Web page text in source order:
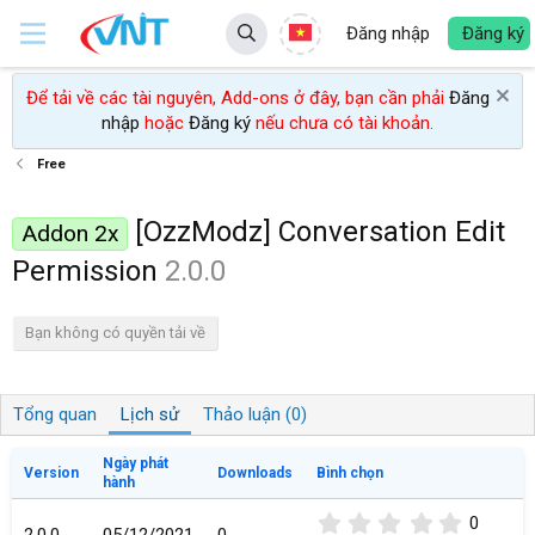
Đăng nhập Đăng ký
Để tải về các tài nguyên, Add-ons ở đây, bạn cần phải Đăng
nhập hoặc Đăng ký nếu chưa có tài khoản.
Free
Addon 2x
[OzzModz] Conversation Edit
Permission 2.0.0
Bạn không có quyền tải về
Tổng quan Lịch sử Thảo luận (0)
Version
Ngày phát
hành
Downloads Bình chọn
0
0